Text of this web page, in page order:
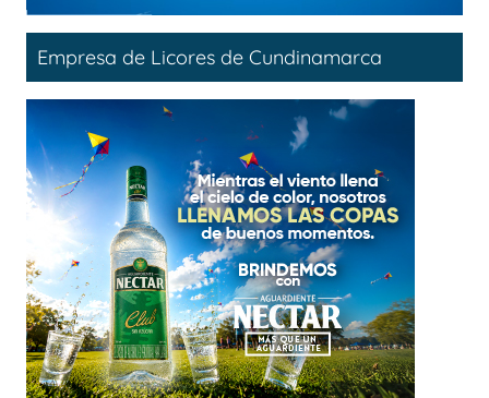
Empresa de Licores de Cundinamarca